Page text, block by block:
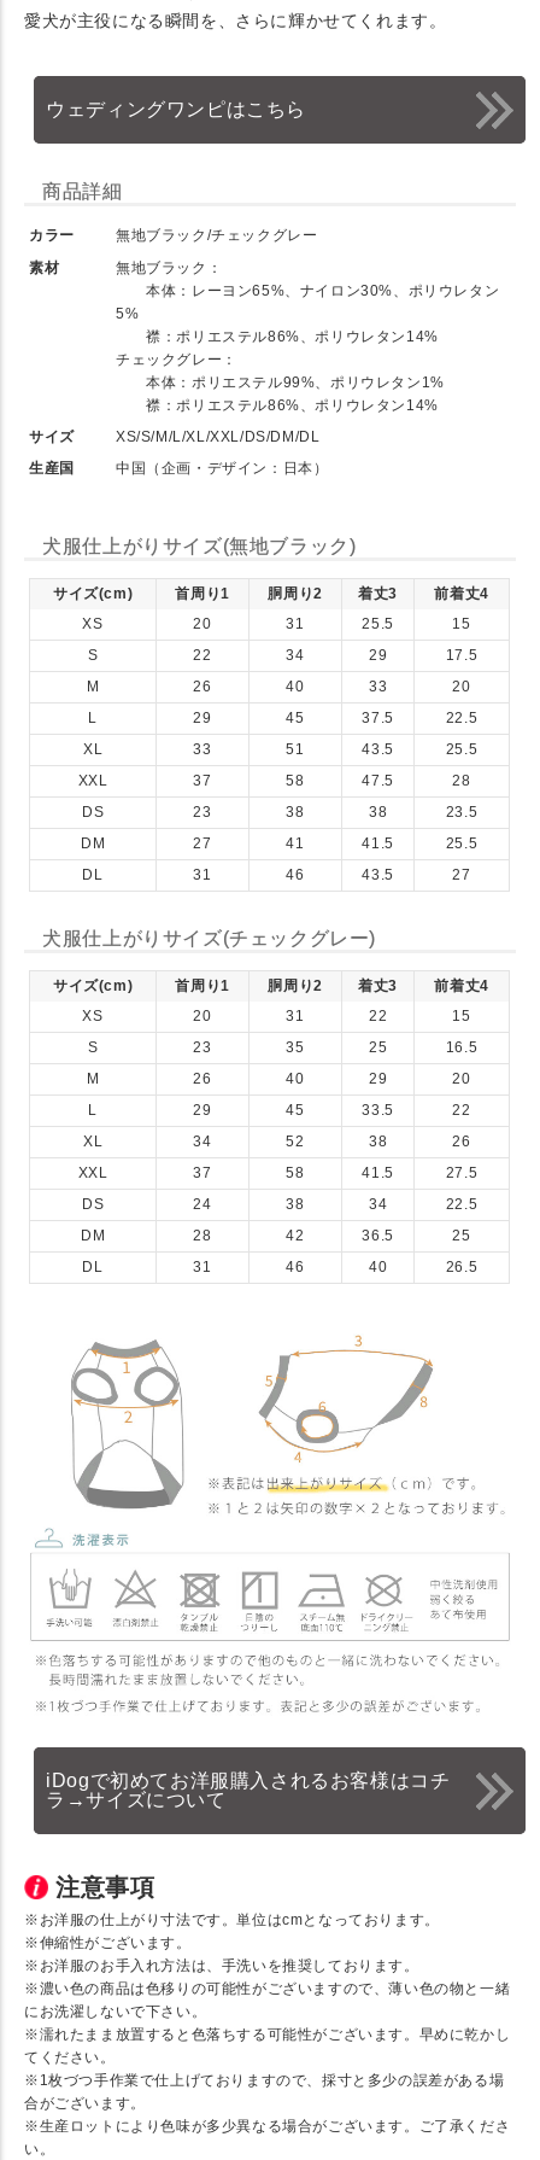
愛犬が主役になる瞬間を、さらに輝かせてくれます。
ウェディングワンピはこちら
商品詳細
カラー
無地ブラック/チェックグレー
素材
無地ブラック：
本体：レーヨン65%、ナイロン30%、ポリウレタン
5%
襟：ポリエステル86%、ポリウレタン14%
チェックグレー：
本体：ポリエステル99%、ポリウレタン1%
襟：ポリエステル86%、ポリウレタン14%
サイズ
XS/S/M/L/XL/XXL/DS/DM/DL
生産国
中国（企画・デザイン：日本）
犬服仕上がりサイズ(無地ブラック)
サイズ(cm) 首周り1 胴周り2 着丈3
前着丈4
XS
20 31 25.5
15
S
22 34 29
17.5
M
26 40 33
20
L
29 45 37.5
22.5
XL
33 51 43.5
25.5
XXL
37 58 47.5
28
DS
23 38 38
23.5
DM
27 41 41.5
25.5
DL
31 46 43.5 27
犬服仕上がりサイズ(チェックグレー)
サイズ(cm) 首周り1 胴周り2 着丈3
前着丈4
XS
20 31 22
15
S
23 35 25
16.5
M
26 40 29
20
L
29 45 33.5
22
XL
34 52 38
26
XXL
37 58 41.5
27.5
DS
24 38 34
22.5
DM
28 42 36.5
25
DL
31 46 40 26.5
iDogで初めてお洋服購入されるお客様はコチ
ラ→サイズについて
注意事項
※お洋服の仕上がり寸法です。単位はcmとなっております。
※伸縮性がございます。
※お洋服のお手入れ方法は、手洗いを推奨しております。
※濃い色の商品は色移りの可能性がございますので、薄い色の物と一緒
にお洗濯しないで下さい。
※濡れたまま放置すると色落ちする可能性がございます。早めに乾かし
てください。
※1枚づつ手作業で仕上げておりますので、採寸と多少の誤差がある場
合がございます。
※生産ロットにより色味が多少異なる場合がございます。ご了承くださ
い。